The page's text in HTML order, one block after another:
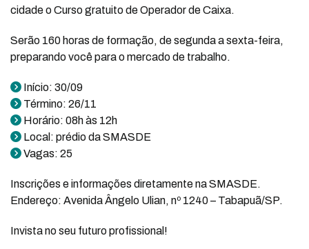
cidade o Curso gratuito de Operador de Caixa.
Serão 160 horas de formação, de segunda a sexta-feira,
preparando você para o mercado de trabalho.
Início: 30/09
Término: 26/11
Horário: 08h às 12h
Local: prédio da SMASDE
Vagas: 25
Inscrições e informações diretamente na SMASDE.
Endereço: Avenida Ângelo Ulian, nº 1240 – Tabapuã/SP.
Invista no seu futuro profissional!